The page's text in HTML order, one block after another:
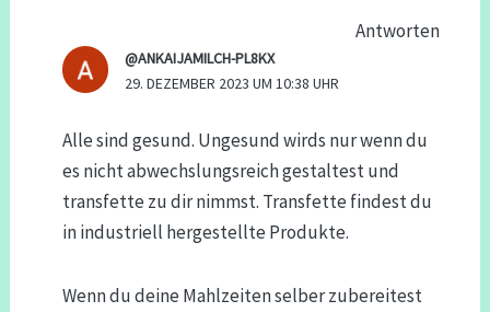
Antworten
@ANKAIJAMILCH-PL8KX
29. DEZEMBER 2023 UM 10:38 UHR
Alle sind gesund. Ungesund wirds nur wenn du
es nicht abwechslungsreich gestaltest und
transfette zu dir nimmst. Transfette findest du
in industriell hergestellte Produkte.
Wenn du deine Mahlzeiten selber zubereitest